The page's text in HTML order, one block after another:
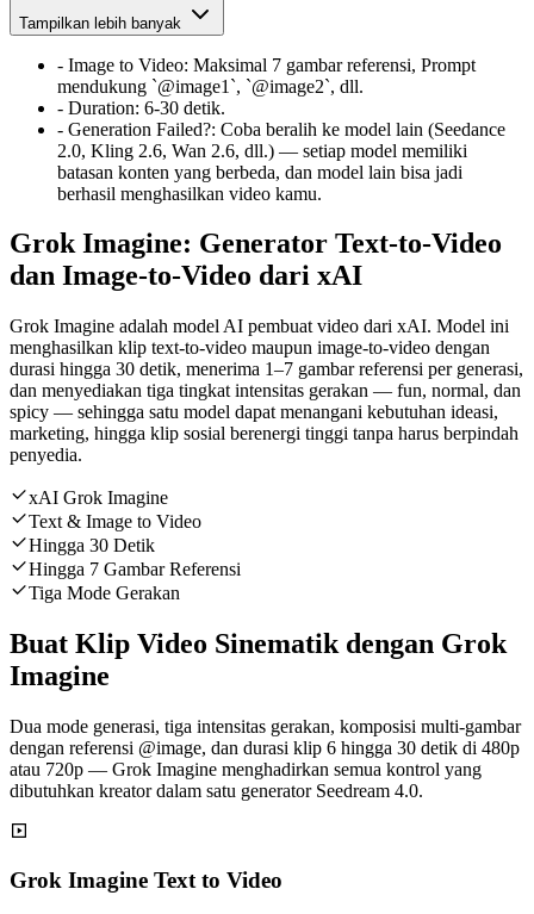
Tampilkan lebih banyak
- Image to Video: Maksimal 7 gambar referensi, Prompt
mendukung `@image1`, `@image2`, dll.
- Duration: 6-30 detik.
- Generation Failed?: Coba beralih ke model lain (Seedance
2.0, Kling 2.6, Wan 2.6, dll.) — setiap model memiliki
batasan konten yang berbeda, dan model lain bisa jadi
berhasil menghasilkan video kamu.
Grok Imagine: Generator Text-to-Video
dan Image-to-Video dari xAI
Grok Imagine adalah model AI pembuat video dari xAI. Model ini
menghasilkan klip text-to-video maupun image-to-video dengan
durasi hingga 30 detik, menerima 1–7 gambar referensi per generasi,
dan menyediakan tiga tingkat intensitas gerakan — fun, normal, dan
spicy — sehingga satu model dapat menangani kebutuhan ideasi,
marketing, hingga klip sosial berenergi tinggi tanpa harus berpindah
penyedia.
xAI Grok Imagine
Text & Image to Video
Hingga 30 Detik
Hingga 7 Gambar Referensi
Tiga Mode Gerakan
Buat Klip Video Sinematik dengan Grok
Imagine
Dua mode generasi, tiga intensitas gerakan, komposisi multi-gambar
dengan referensi @image, dan durasi klip 6 hingga 30 detik di 480p
atau 720p — Grok Imagine menghadirkan semua kontrol yang
dibutuhkan kreator dalam satu generator Seedream 4.0.
Grok Imagine Text to Video